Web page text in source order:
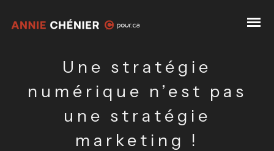
Une stratégie
numérique n’est pas
une stratégie
marketing !